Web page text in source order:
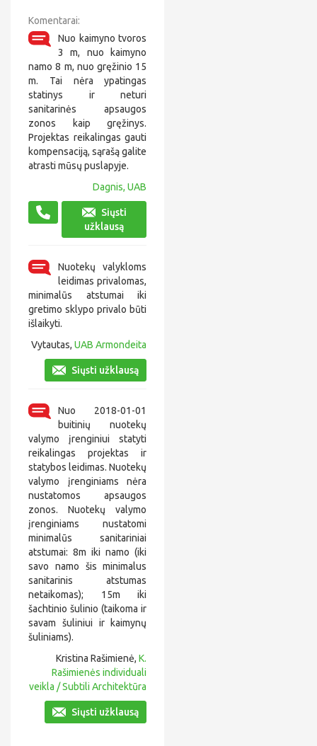
Komentarai:
Nuo kaimyno tvoros
3 m, nuo kaimyno
namo 8 m, nuo gręžinio 15
m. Tai nėra ypatingas
statinys ir neturi
sanitarinės apsaugos
zonos kaip gręžinys.
Projektas reikalingas gauti
kompensaciją, sąrašą galite
atrasti mūsų puslapyje.
Dagnis, UAB
Siųsti
užklausą
Nuotekų valykloms
leidimas privalomas,
minimalūs atstumai iki
gretimo sklypo privalo būti
išlaikyti.
Vytautas,UAB Armondeita
Siųsti užklausą
Nuo 2018-01-01
buitinių nuotekų
valymo įrenginiui statyti
reikalingas projektas ir
statybos leidimas. Nuotekų
valymo įrenginiams nėra
nustatomos apsaugos
zonos. Nuotekų valymo
įrenginiams nustatomi
minimalūs sanitariniai
atstumai: 8m iki namo (iki
savo namo šis minimalus
sanitarinis atstumas
netaikomas); 15m iki
šachtinio šulinio (taikoma ir
savam šuliniui ir kaimynų
šuliniams).
Kristina Rašimienė,K.
Rašimienės individuali
veikla / Subtili Architektūra
Siųsti užklausą